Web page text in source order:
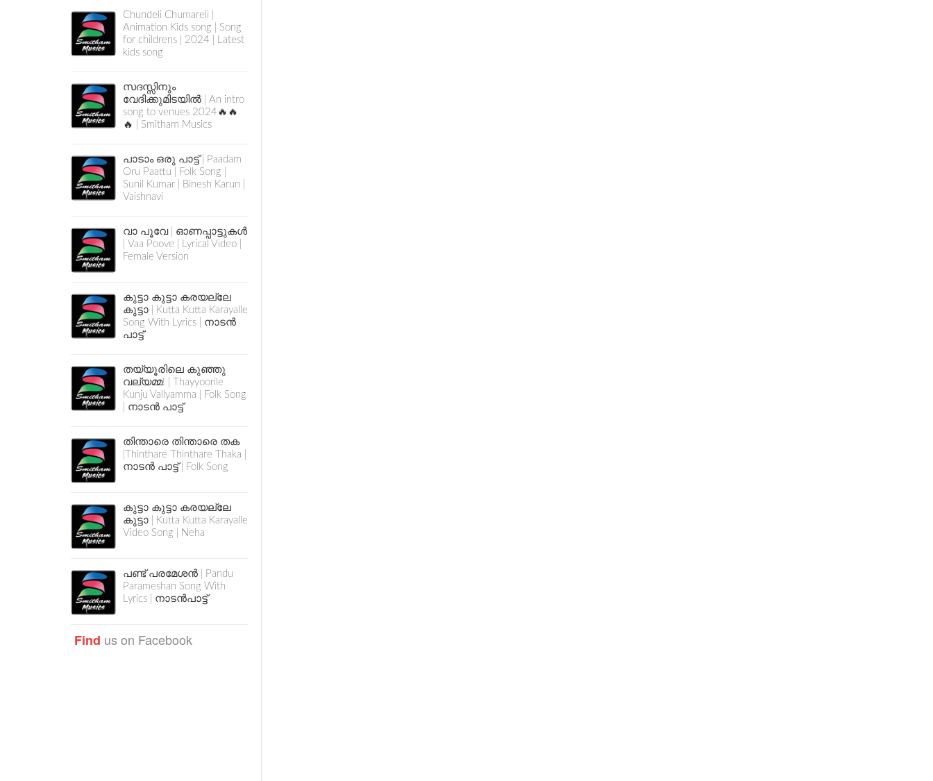
Chundeli Chumareli |
Animation Kids song | Song
for childrens | 2024 | Latest
kids song
സദസ്സിനും
വേദിക്കുമിടയിൽ | An intro
song to venues 2024🔥🔥
🔥 | Smitham Musics
പാടാം ഒരു പാട്ട് | Paadam
Oru Paattu | Folk Song |
Sunil Kumar | Binesh Karun |
Vaishnavi
വാ പൂവേ | ഓണപ്പാട്ടുകൾ
| Vaa Poove | Lyrical Video |
Female Version
കുട്ടാ കുട്ടാ കരയല്ലേ
കുട്ടാ | Kutta Kutta Karayalle
Song With Lyrics | നാടൻ
പാട്ട്
തയ്യൂരിലെ കുഞ്ഞു
വല്യമ്മ! | Thayyoorile
Kunju Vallyamma | Folk Song
| നാടൻ പാട്ട്
തിന്താരെ തിന്താരെ തക
|Thinthare Thinthare Thaka |
നാടൻ പാട്ട് | Folk Song
കുട്ടാ കുട്ടാ കരയല്ലേ
കുട്ടാ | Kutta Kutta Karayalle
Video Song | Neha
പണ്ട് പരമേശൻ | Pandu
Parameshan Song With
Lyrics | നാടൻപാട്ട്
Find us on Facebook